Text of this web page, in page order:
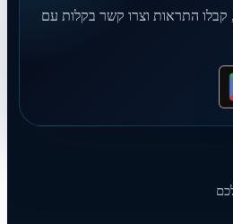
קבלו התראות וצרו קשר בקלות עם